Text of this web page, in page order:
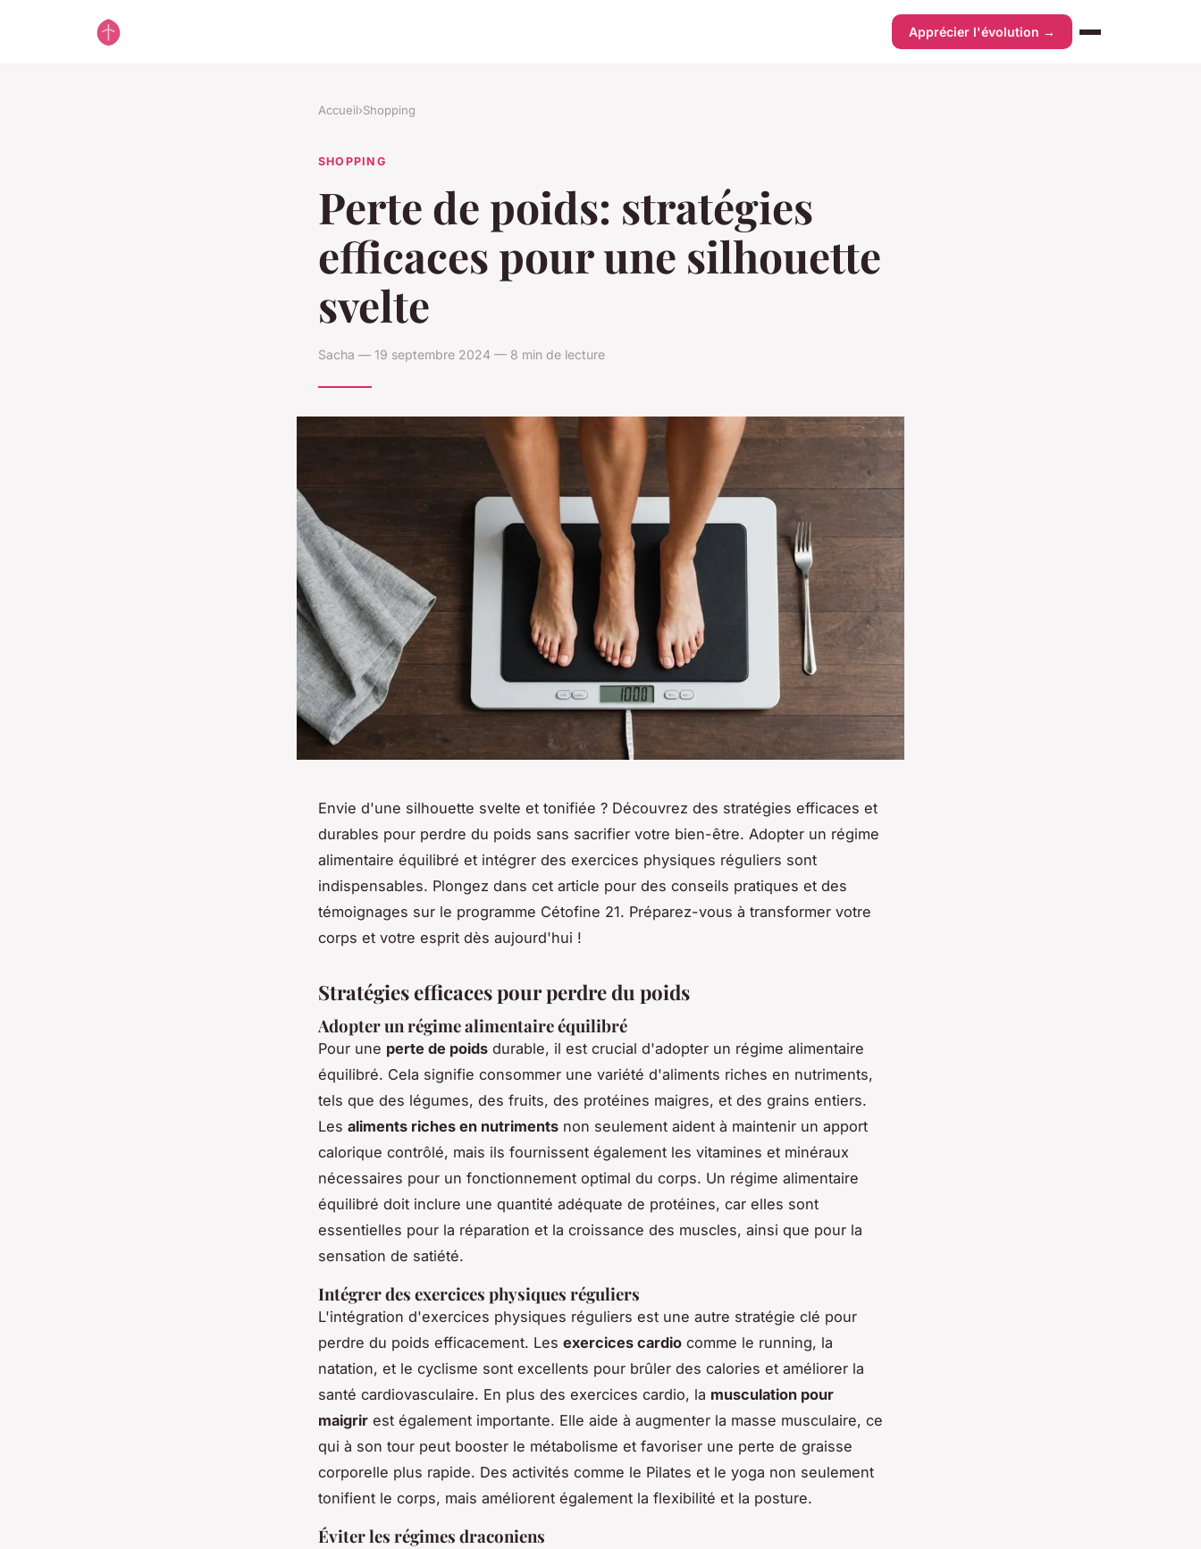
Apprécier l'évolution →
Accueil›Shopping
SHOPPING
Perte de poids: stratégies
efficaces pour une silhouette
svelte
Sacha — 19 septembre 2024 — 8 min de lecture
Envie d'une silhouette svelte et tonifiée ? Découvrez des stratégies efficaces et
durables pour perdre du poids sans sacrifier votre bien-être. Adopter un régime
alimentaire équilibré et intégrer des exercices physiques réguliers sont
indispensables. Plongez dans cet article pour des conseils pratiques et des
témoignages sur le programme Cétofine 21. Préparez-vous à transformer votre
corps et votre esprit dès aujourd'hui !
Stratégies efficaces pour perdre du poids
Adopter un régime alimentaire équilibré
Pour une perte de poids durable, il est crucial d'adopter un régime alimentaire
équilibré. Cela signifie consommer une variété d'aliments riches en nutriments,
tels que des légumes, des fruits, des protéines maigres, et des grains entiers.
Les aliments riches en nutriments non seulement aident à maintenir un apport
calorique contrôlé, mais ils fournissent également les vitamines et minéraux
nécessaires pour un fonctionnement optimal du corps. Un régime alimentaire
équilibré doit inclure une quantité adéquate de protéines, car elles sont
essentielles pour la réparation et la croissance des muscles, ainsi que pour la
sensation de satiété.
Intégrer des exercices physiques réguliers
L'intégration d'exercices physiques réguliers est une autre stratégie clé pour
perdre du poids efficacement. Les exercices cardio comme le running, la
natation, et le cyclisme sont excellents pour brûler des calories et améliorer la
santé cardiovasculaire. En plus des exercices cardio, la musculation pour
maigrir est également importante. Elle aide à augmenter la masse musculaire, ce
qui à son tour peut booster le métabolisme et favoriser une perte de graisse
corporelle plus rapide. Des activités comme le Pilates et le yoga non seulement
tonifient le corps, mais améliorent également la flexibilité et la posture.
Éviter les régimes draconiens